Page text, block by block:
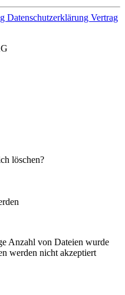
Datenschutzerklärung Vertrag
löschen?
Anzahl von Dateien wurde
werden nicht akzeptiert